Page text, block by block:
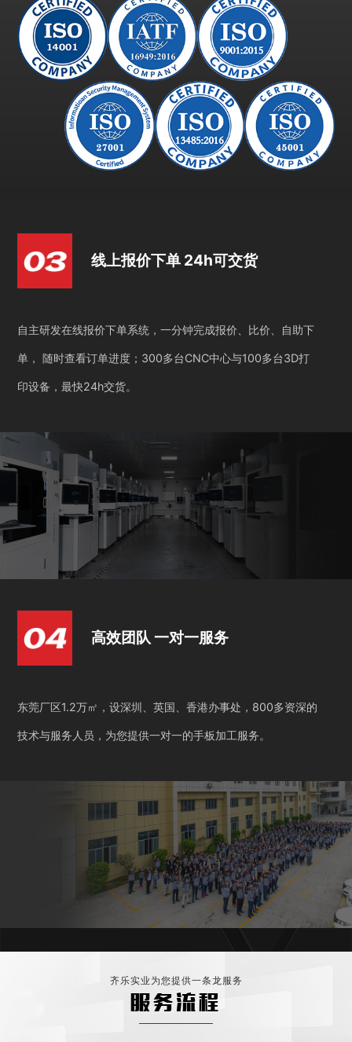
线上报价下单 24h可交货
自主研发在线报价下单系统，一分钟完成报价、比价、自助下
单， 随时查看订单进度；300多台CNC中心与100多台3D打
印设备，最快24h交货。
高效团队 一对一服务
东莞厂区1.2万㎡，设深圳、英国、香港办事处，800多资深的
技术与服务人员，为您提供一对一的手板加工服务。
齐乐实业为您提供一条龙服务
服务流程